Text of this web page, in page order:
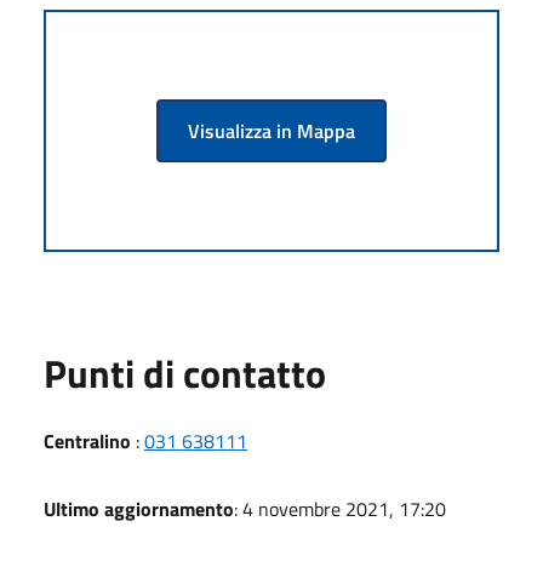
Visualizza in Mappa
Punti di contatto
Centralino :031 638111
Ultimo aggiornamento: 4 novembre 2021, 17:20